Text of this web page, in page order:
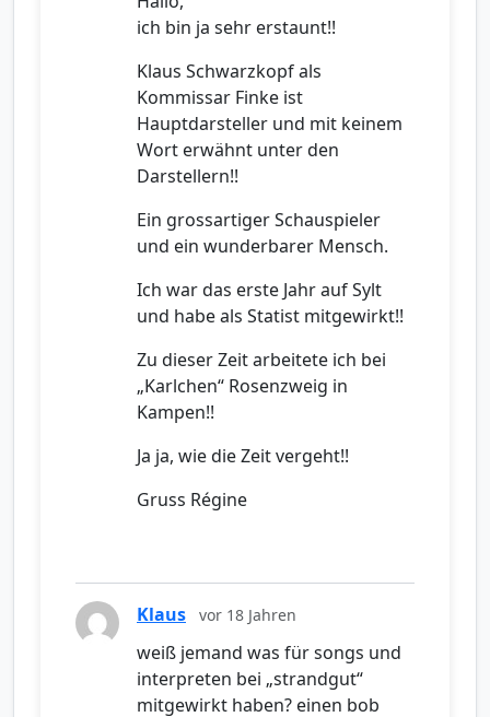
ich bin ja sehr erstaunt!!
Klaus Schwarzkopf als
Kommissar Finke ist
Hauptdarsteller und mit keinem
Wort erwähnt unter den
Darstellern!!
Ein grossartiger Schauspieler
und ein wunderbarer Mensch.
Ich war das erste Jahr auf Sylt
und habe als Statist mitgewirkt!!
Zu dieser Zeit arbeitete ich bei
„Karlchen“ Rosenzweig in
Kampen!!
Ja ja, wie die Zeit vergeht!!
Gruss Régine
Klaus vor 18 Jahren
weiß jemand was für songs und
interpreten bei „strandgut“
mitgewirkt haben? einen bob